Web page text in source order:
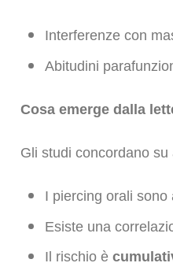
Interferenze con
Abitudini
Cosa emerge dalla
Gli studi concordano
I piercing orali
Esiste una
Il rischio è